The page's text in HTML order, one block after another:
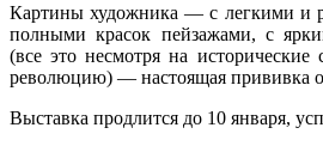
Картины художника — с легкими и
полными красок пейзажами, с
(все это несмотря на
революцию) — настоящая прививка
Выставка продлится до 10 января,